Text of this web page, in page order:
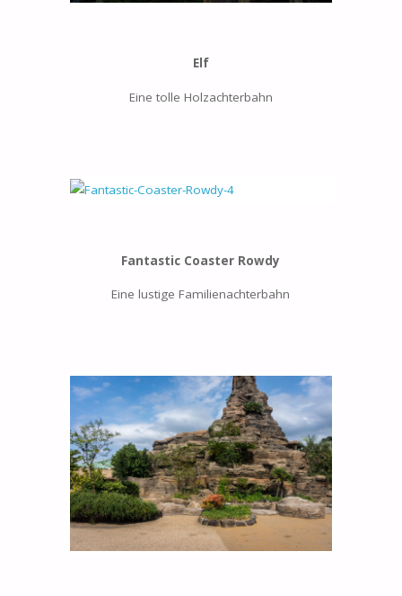
Elf
Eine tolle Holzachterbahn
Fantastic Coaster Rowdy
Eine lustige Familienachterbahn